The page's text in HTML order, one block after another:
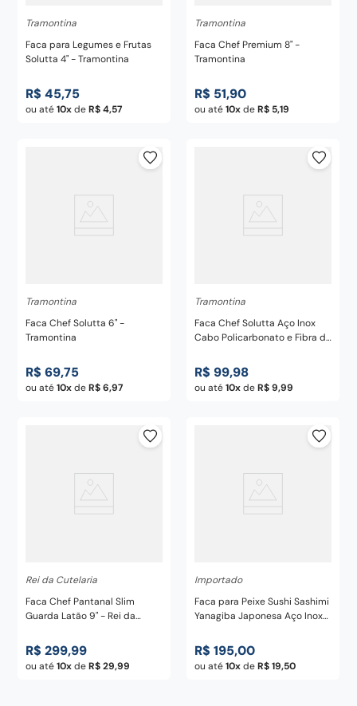
Tramontina
Faca para Legumes e Frutas
Solutta 4" - Tramontina
R$ 45,75
ou até10 deR$ 4,57
Tramontina
Faca Chef Premium 8" -
Tramontina
R$ 51,90
ou até10 deR$ 5,19
Tramontina
Faca Chef Solutta 6" -
Tramontina
R$ 69,75
ou até10 deR$ 6,97
Tramontina
Faca Chef Solutta Aço Inox
Cabo Policarbonato e Fibra de
R$ 99,98
ou até10 deR$ 9,99
Rei da Cutelaria
Faca Chef Pantanal Slim
Guarda Latão 9" - Rei da
R$ 299,99
ou até10 deR$ 29,99
Importado
Faca para Peixe Sushi Sashimi
Yanagiba Japonesa Aço Inox
R$ 195,00
ou até10 deR$ 19,50